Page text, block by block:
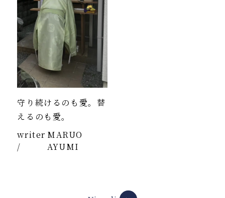
守り続けるのも愛。替
えるのも愛。
writer
/
MARUO
AYUMI